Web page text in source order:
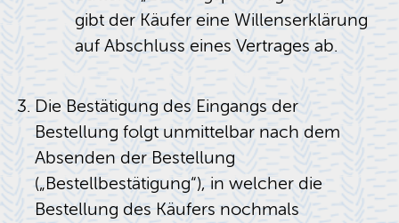
gibt der Käufer eine Willenserklärung
auf Abschluss eines Vertrages ab.
Die Bestätigung des Eingangs der
Bestellung folgt unmittelbar nach dem
Absenden der Bestellung
(„Bestellbestätigung“), in welcher die
Bestellung des Käufers nochmals